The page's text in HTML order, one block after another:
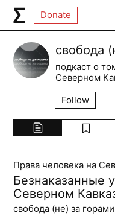
Donate
свобода
подкаст о
Северном
Follow
Права человека на
Безнаказанные
Северном
свобода (не) за горами